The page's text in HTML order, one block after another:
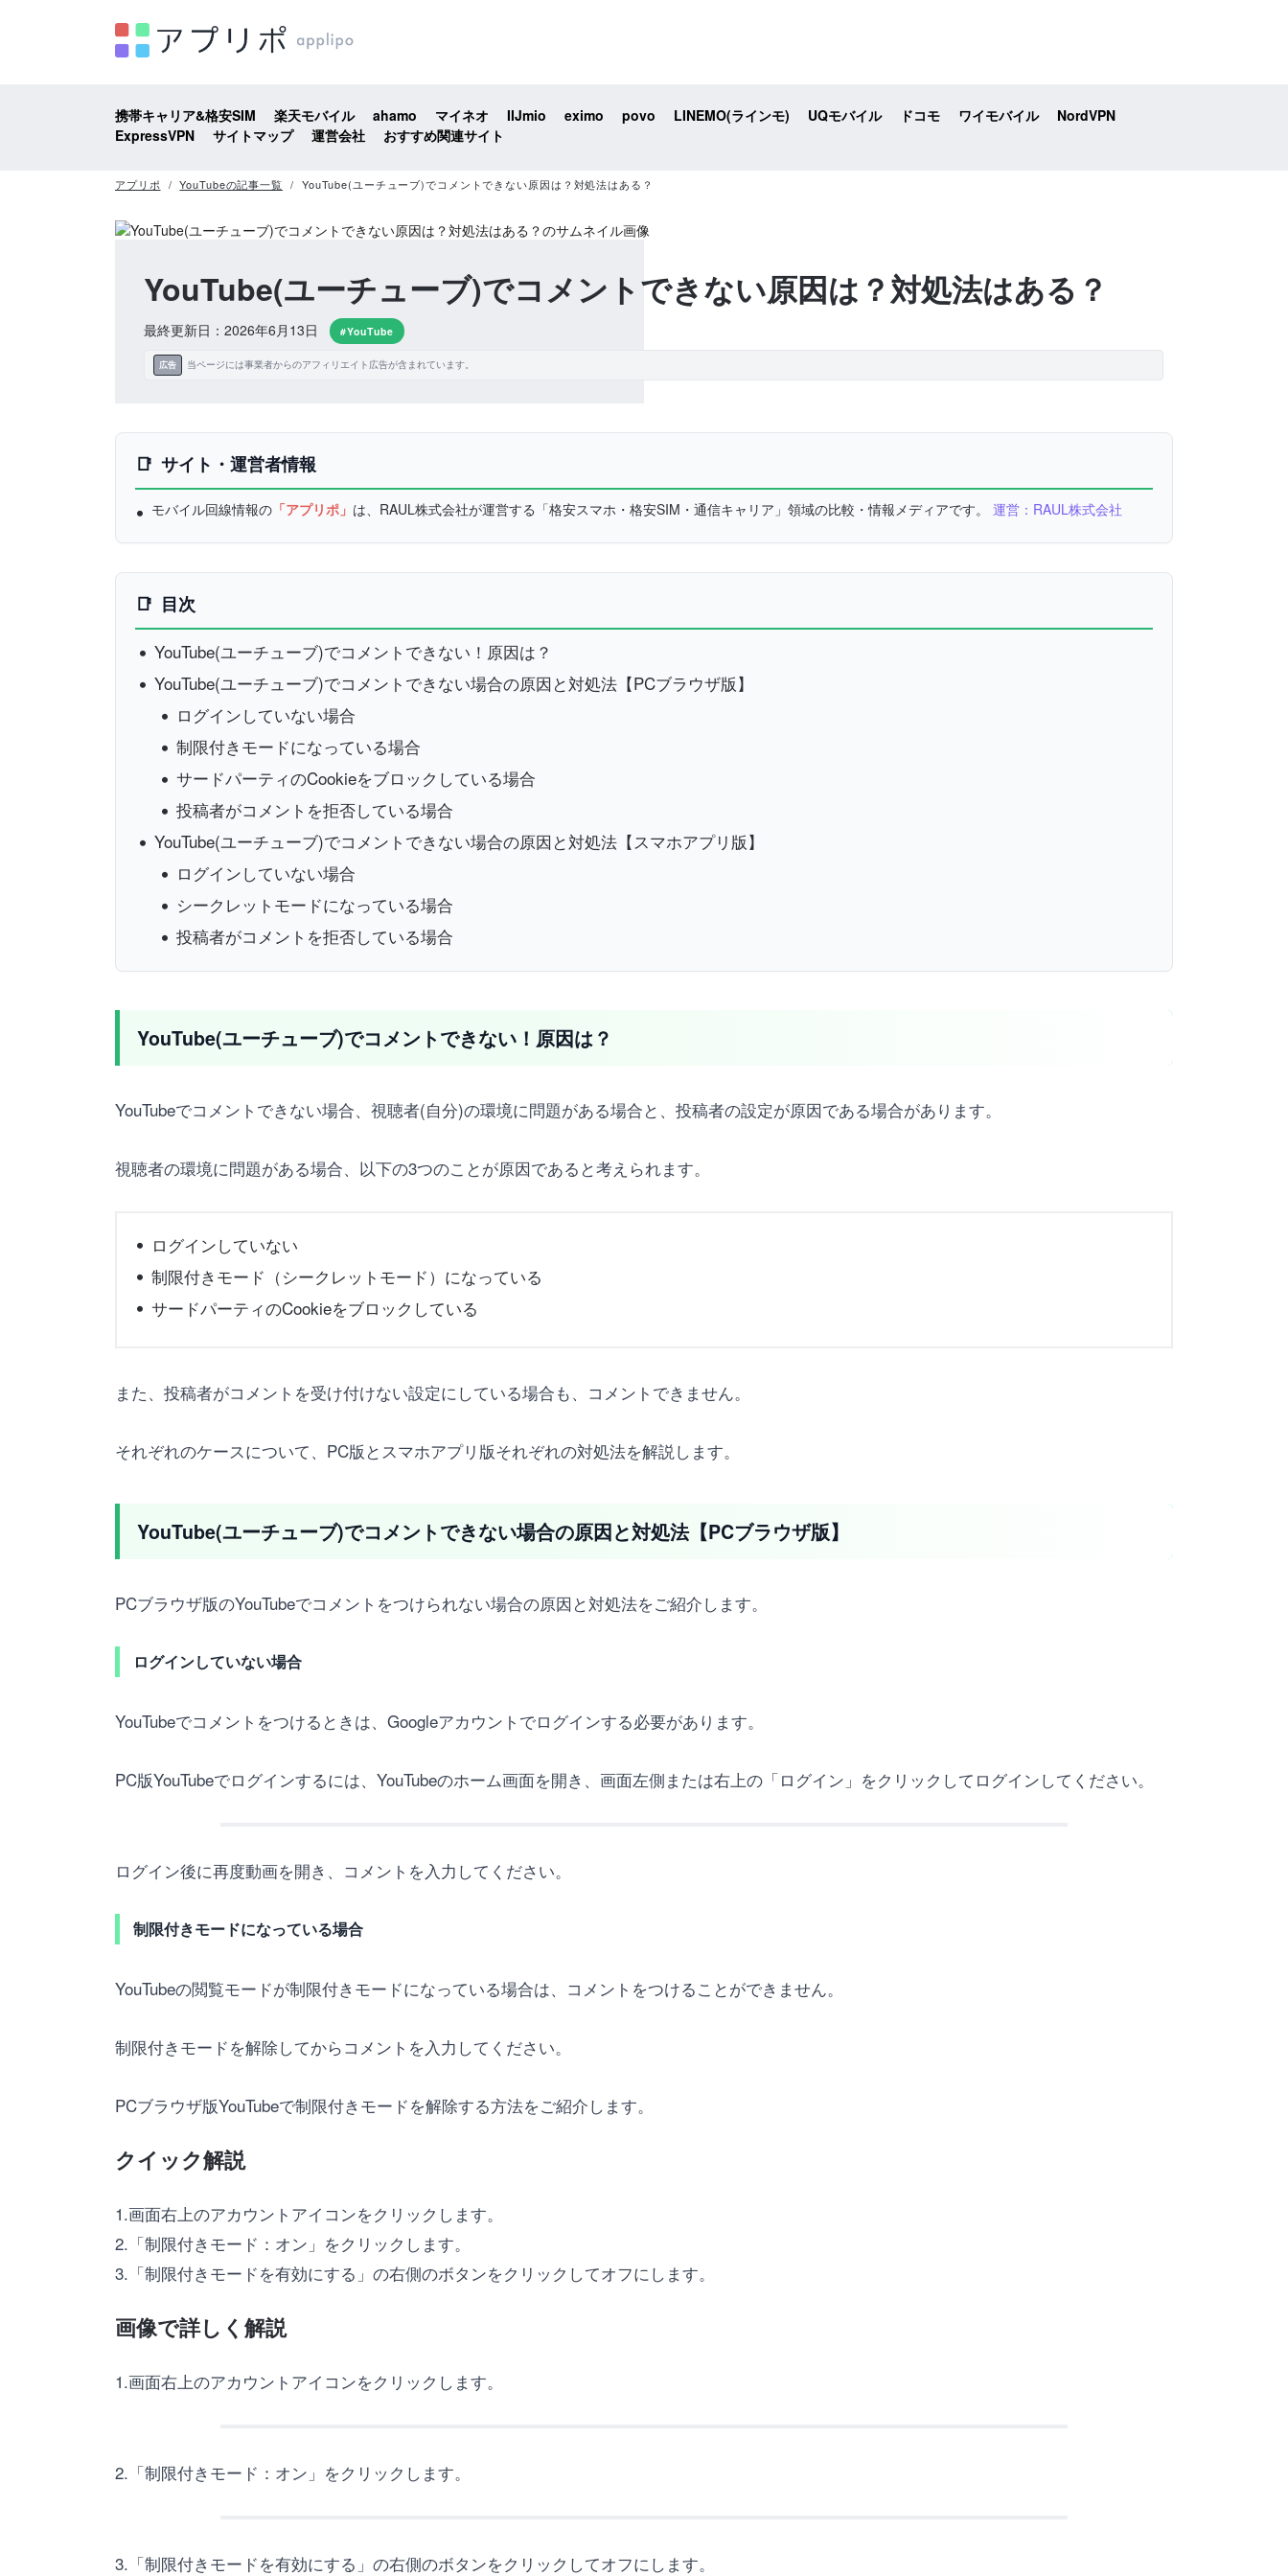
携帯キャリア&格安SIM 楽天モバイル ahamo マイネオ IIJmio eximo povo LINEMO(ラインモ) UQモバイル ドコモ ワイモバイル
NordVPN
ExpressVPN
サイトマップ 運営会社 おすすめ関連サイト
アプリポ YouTubeの記事一覧 YouTube(ユーチューブ)でコメントできない原因は？対処法はある？
YouTube(ユーチューブ)でコメントできない原因は？対処法はある？
最終更新日：2026年6月13日 #YouTube
広告 当ページには事業者からのアフィリエイト広告が含まれています。
サイト・運営者情報
モバイル回線情報の 「アプリポ」 は、RAUL株式会社が運営する「格安スマホ・格安SIM・通信キャリア」領域の比較・情報メディアです。 運営：RAUL株式会社
目次
YouTube(ユーチューブ)でコメントできない！原因は？
YouTube(ユーチューブ)でコメントできない場合の原因と対処法【PCブラウザ版】
ログインしていない場合
制限付きモードになっている場合
サードパーティのCookieをブロックしている場合
投稿者がコメントを拒否している場合
YouTube(ユーチューブ)でコメントできない場合の原因と対処法【スマホアプリ版】
ログインしていない場合
シークレットモードになっている場合
投稿者がコメントを拒否している場合
YouTube(ユーチューブ)でコメントできない！原因は？
YouTubeでコメントできない場合、視聴者(自分)の環境に問題がある場合と、投稿者の設定が原因である場合があります。
視聴者の環境に問題がある場合、以下の3つのことが原因であると考えられます。
ログインしていない
制限付きモード（シークレットモード）になっている
サードパーティのCookieをブロックしている
また、投稿者がコメントを受け付けない設定にしている場合も、コメントできません。
それぞれのケースについて、PC版とスマホアプリ版それぞれの対処法を解説します。
YouTube(ユーチューブ)でコメントできない場合の原因と対処法【PCブラウザ版】
PCブラウザ版のYouTubeでコメントをつけられない場合の原因と対処法をご紹介します。
ログインしていない場合
YouTubeでコメントをつけるときは、Googleアカウントでログインする必要があります。
PC版YouTubeでログインするには、YouTubeのホーム画面を開き、画面左側または右上の「ログイン」をクリックしてログインしてください。
ログイン後に再度動画を開き、コメントを入力してください。
制限付きモードになっている場合
YouTubeの閲覧モードが制限付きモードになっている場合は、コメントをつけることができません。
制限付きモードを解除してからコメントを入力してください。
PCブラウザ版YouTubeで制限付きモードを解除する方法をご紹介します。
クイック解説
1.画面右上のアカウントアイコンをクリックします。
2.「制限付きモード：オン」をクリックします。
3.「制限付きモードを有効にする」の右側のボタンをクリックしてオフにします。
画像で詳しく解説
1.画面右上のアカウントアイコンをクリックします。
2.「制限付きモード：オン」をクリックします。
3.「制限付きモードを有効にする」の右側のボタンをクリックしてオフにします。